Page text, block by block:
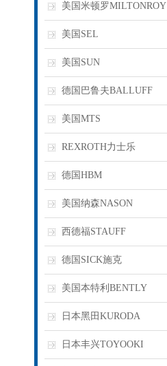
美国米顿罗MILTONROY
美国SEL
美国SUN
德国巴鲁夫BALLUFF
美国MTS
REXROTH力士乐
德国HBM
美国纳森NASON
西德福STAUFF
德国SICK施克
美国本特利BENTLY
日本黑田KURODA
日本丰兴TOYOOKI